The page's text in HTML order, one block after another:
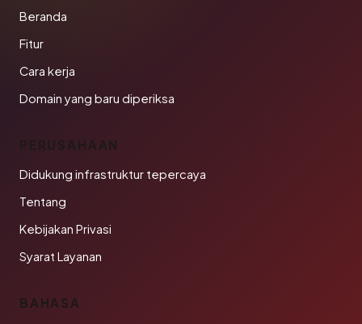
Beranda
Fitur
Cara kerja
Domain yang baru diperiksa
PERUSAHAAN
Didukung infrastruktur tepercaya
Tentang
Kebijakan Privasi
Syarat Layanan
BAHASA